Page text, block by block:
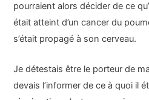
pourraient alors décider de ce
était atteint d’un cancer du
s’était propagé à son cerveau.
Je détestais être le porteur de
devais l’informer de ce à quoi il